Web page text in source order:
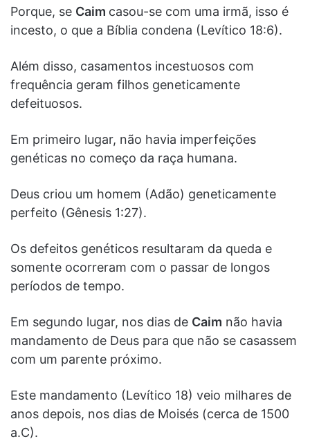
Porque, se Caim casou-se com uma irmã, isso é
incesto, o que a Bíblia condena (Levítico 18:6).
Além disso, casamentos incestuosos com
frequência geram filhos geneticamente
defeituosos.
Em primeiro lugar, não havia imperfeições
genéticas no começo da raça humana.
Deus criou um homem (Adão) geneticamente
perfeito (Gênesis 1:27).
Os defeitos genéticos resultaram da queda e
somente ocorreram com o passar de longos
períodos de tempo.
Em segundo lugar, nos dias de Caim não havia
mandamento de Deus para que não se casassem
com um parente próximo.
Este mandamento (Levítico 18) veio milhares de
anos depois, nos dias de Moisés (cerca de 1500
a.C).